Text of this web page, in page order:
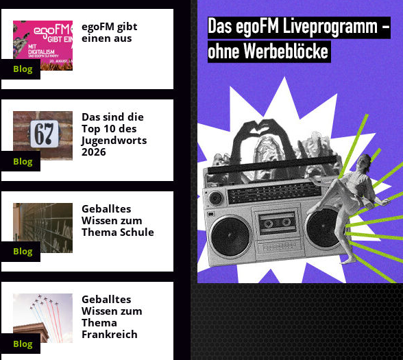
Blog
egoFM gibt
einen aus
Blog
Das sind die
Top 10 des
Jugendworts
2026
Blog
Geballtes
Wissen zum
Thema Schule
Blog
Geballtes
Wissen zum
Thema
Frankreich